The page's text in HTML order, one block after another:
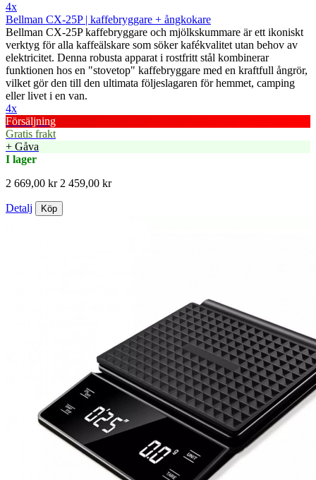
4x
Bellman CX-25P | kaffebryggare + ångkokare
Bellman CX-25P kaffebryggare och mjölkskummare är ett ikoniskt
verktyg för alla kaffeälskare som söker kafékvalitet utan behov av
elektricitet. Denna robusta apparat i rostfritt stål kombinerar
funktionen hos en "stovetop" kaffebryggare med en kraftfull ångrör,
vilket gör den till den ultimata följeslagaren för hemmet, camping
eller livet i en van.
4x
Försäljning
Gratis frakt
+ Gåva
I lager
2 669,00 kr 2 459,00 kr
Detalj Köp